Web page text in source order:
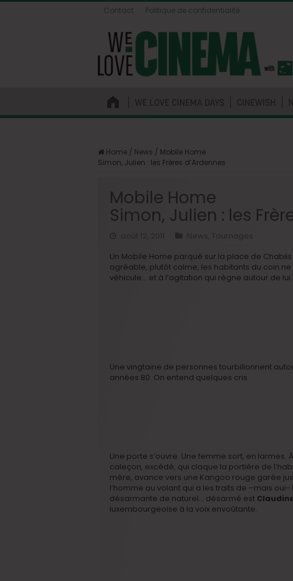
Contact Politique de confidentialité
WE LOVE CINEMA DAYS CINEWISH
Home / News / Mobile Home
Simon, Julien : les Frères d’Ardennes
Mobile Home
Simon, Julien : les
Tournages
Un Mobile Home parqué sur la place de
agréable, plutôt calme, les habitants du coin
véhicule… et à l’agitation qui règne autour de lui.
Une vingtaine de personnes tourbillonnent
années 80. On entend quelques cris.
Une porte s’ouvre. Une femme sort, en
caleçon, excédé, qui claque la portière de
mère, avance vers une Kangoo rouge garée
l’homme au volant qui a les traits de –mais oui-
désarmante de naturel… désarmé est
luxembourgeoise à la voix envoûtante.